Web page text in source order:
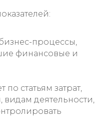
процессы,
финансовые и
по статьям затрат,
видам деятельности,